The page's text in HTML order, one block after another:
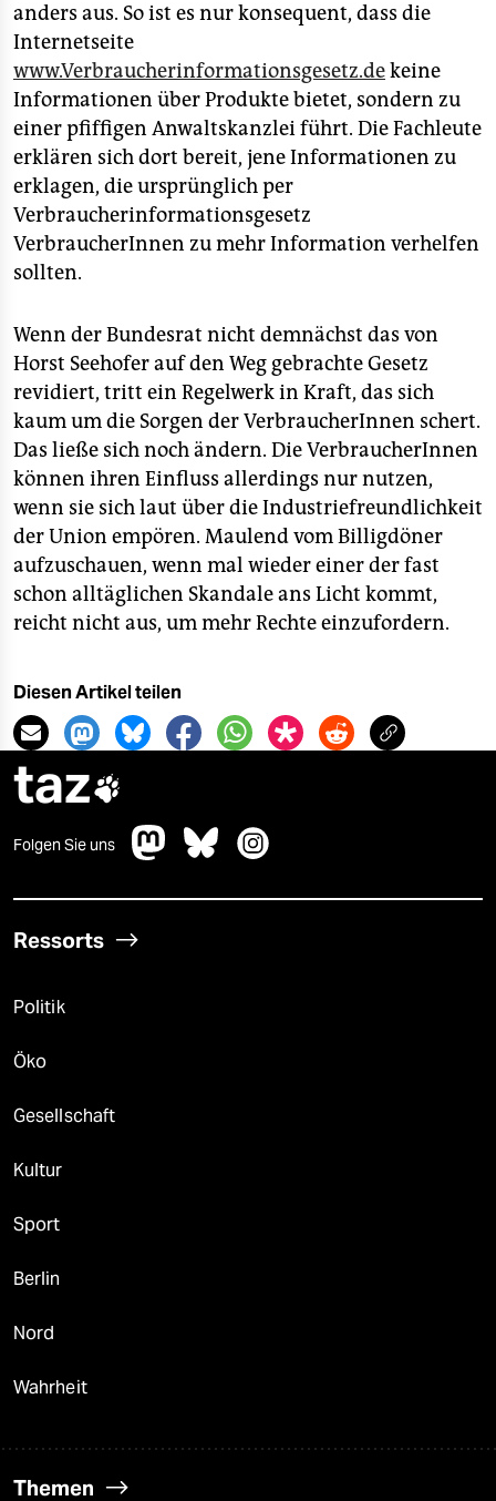
anders aus. So ist es nur konsequent, dass die
Internetseite
www.Verbraucherinformationsgesetz.dekeine
Informationen über Produkte bietet, sondern zu
einer pfiffigen Anwaltskanzlei führt. Die Fachleute
erklären sich dort bereit, jene Informationen zu
erklagen, die ursprünglich per
Verbraucherinformationsgesetz
VerbraucherInnen zu mehr Information verhelfen
sollten.
Wenn der Bundesrat nicht demnächst das von
Horst Seehofer auf den Weg gebrachte Gesetz
revidiert, tritt ein Regelwerk in Kraft, das sich
kaum um die Sorgen der VerbraucherInnen schert.
Das ließe sich noch ändern. Die VerbraucherInnen
können ihren Einfluss allerdings nur nutzen,
wenn sie sich laut über die Industriefreundlichkeit
der Union empören. Maulend vom Billigdöner
aufzuschauen, wenn mal wieder einer der fast
schon alltäglichen Skandale ans Licht kommt,
reicht nicht aus, um mehr Rechte einzufordern.
Diesen Artikel teilen
taz
Folgen Sie uns
Ressorts
Politik
Öko
Gesellschaft
Kultur
Sport
Berlin
Nord
Wahrheit
Themen